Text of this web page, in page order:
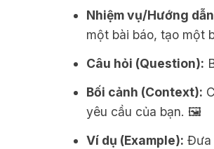
Nhiệm vụ/Hướng
một bài báo, tạo một
Câu hỏi (Question):
Bối cảnh (Context):
yêu cầu của bạn. 🖼️
Ví dụ (Example): Đưa